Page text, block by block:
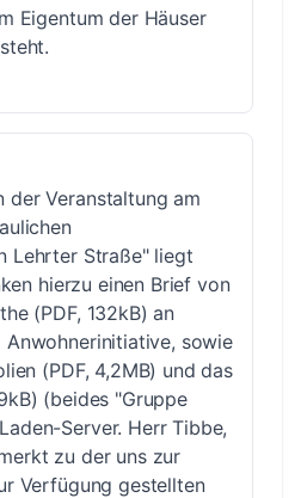
Eigentum der Häuser
der Veranstaltung am
Lehrter Straße" liegt
hierzu einen Brief von
(PDF, 132kB) an
sowie
(PDF, 4,2MB) und das
(beides "Gruppe
Server. Herr Tibbe,
zu der uns zur
Verfügung gestellten